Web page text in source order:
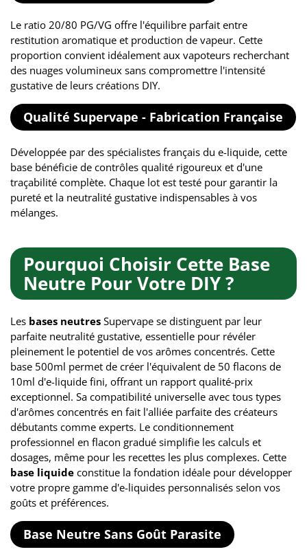
Le ratio 20/80 PG/VG offre l'équilibre parfait entre
restitution aromatique et production de vapeur. Cette
proportion convient idéalement aux vapoteurs recherchant
des nuages volumineux sans compromettre l'intensité
gustative de leurs créations DIY.
Qualité Supervape - Fabrication Française
Développée par des spécialistes français du e-liquide, cette
base bénéficie de contrôles qualité rigoureux et d'une
traçabilité complète. Chaque lot est testé pour garantir la
pureté et la neutralité gustative indispensables à vos
mélanges.
Pourquoi Choisir Cette Base
Neutre Pour Votre DIY ?
Les bases neutres Supervape se distinguent par leur
parfaite neutralité gustative, essentielle pour révéler
pleinement le potentiel de vos arômes concentrés. Cette
base 500ml permet de créer l'équivalent de 50 flacons de
10ml d'e-liquide fini, offrant un rapport qualité-prix
exceptionnel. Sa compatibilité universelle avec tous types
d'arômes concentrés en fait l'alliée parfaite des créateurs
débutants comme experts. Le conditionnement
professionnel en flacon gradué simplifie les calculs et
dosages, même pour les recettes les plus complexes. Cette
base liquide constitue la fondation idéale pour développer
votre propre gamme d'e-liquides personnalisés selon vos
goûts et préférences.
Base Neutre Sans Goût Parasite